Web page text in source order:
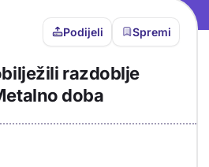
Podijeli Spremi
razdoblje
doba